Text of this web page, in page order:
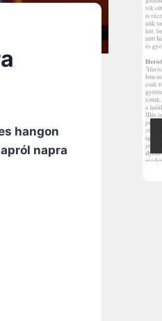
hangon
napra